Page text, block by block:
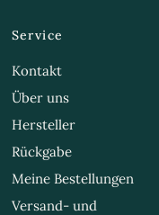
Service
Kontakt
Über uns
Hersteller
Rückgabe
Meine Bestellungen
Versand- und